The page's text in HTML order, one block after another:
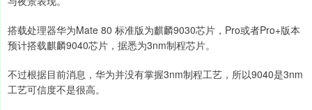
搭载处理器华为Mate 80 标准版为麒麟9030芯片，Pro或者Pro+版本
预计搭载麒麟9040芯片，据悉为3nm制程芯片。
不过根据目前消息，华为并没有掌握3nm制程工艺，所以9040是3nm
工艺可信度不是很高。